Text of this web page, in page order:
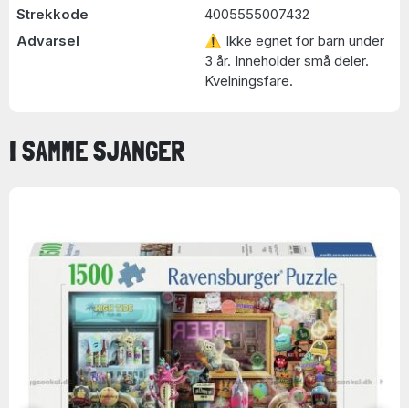
Strekkode
4005555007432
Advarsel
⚠ Ikke egnet for barn under
3 år. Inneholder små deler.
Kvelningsfare.
I SAMME SJANGER